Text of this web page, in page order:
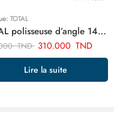
TOTAL
TOTAL polisseuse d’angle 1400w TP1141806
TND 310.000 TND
Lire la suite